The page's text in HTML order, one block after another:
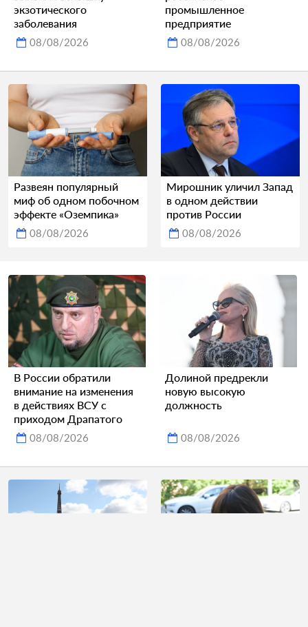
экзотического
заболевания
08/08/2026
промышленное
предприятие
08/08/2026
Развеян популярный
миф об одном побочном
эффекте «Оземпика»
08/08/2026
Мирошник уличил Запад
в одном действии
против России
08/08/2026
В России обратили
внимание на изменения
в действиях ВСУ с
приходом Драпатого
08/08/2026
Долиной предрекли
новую высокую
должность
08/08/2026